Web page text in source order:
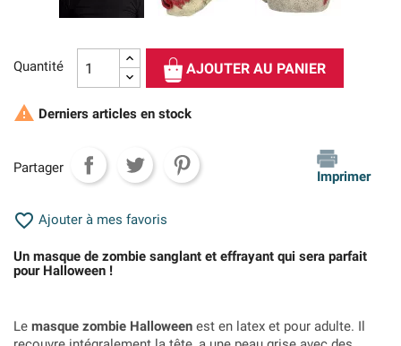
Quantité AJOUTER AU PANIER
 Derniers articles en stock
Partager
Imprimer
 Ajouter à mes favoris
Un masque de zombie sanglant et effrayant qui sera parfait
pour Halloween !
Le masque zombie Halloween est en latex et pour adulte. Il